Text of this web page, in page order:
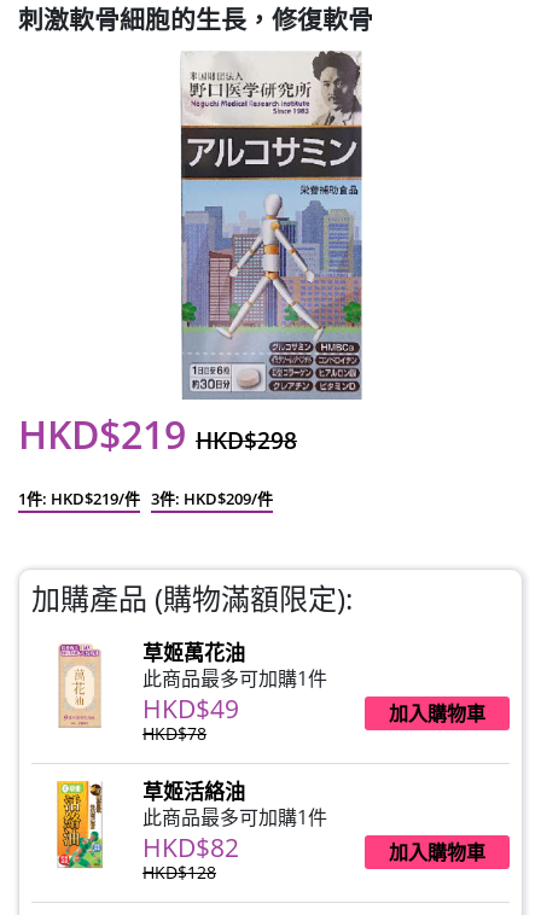
刺激軟骨細胞的生長，修復軟骨
HKD$219 HKD$298
1件: HKD$219/件 3件: HKD$209/件
加購產品 (購物滿額限定):
草姬萬花油
此商品最多可加購1件
HKD$49
HKD$78
加入購物車
草姬活絡油
此商品最多可加購1件
HKD$82
HKD$128
加入購物車